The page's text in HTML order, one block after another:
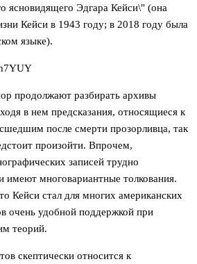
ясновидящего Эдгара Кейси\" (она
Кейси в 1943 году; в 2018 году была
языке).
продолжают разбирать архивы
в нем предсказания, относящиеся к
после смерти прозорливца, так
произойти. Впрочем,
записей трудно
многовариантные толкования.
Кейси стал для многих американских
очень удобной поддержкой при
теорий.
скептически относится к